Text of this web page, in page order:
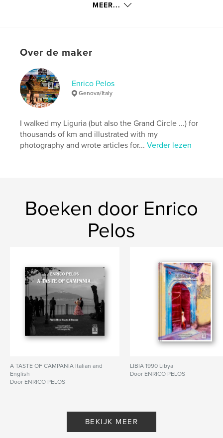
details
Hoofdcategorie: Biografieën en memoires
Aanvullende categorieën
Aantal pagina's:112
ISBN
Hardcover, ImageWrap: 9788890979293
love , amore fotografie poems ,
MEER...
Over de maker
Enrico Pelos
Genova/Italy
I walked my Liguria (but also the Grand Circle ...) for
thousands of km and illustrated with my
photography and wrote articles for...Verder lezen
Boeken door Enrico
Pelos
A TASTE OF CAMPANIA Italian and
English
Door ENRICO PELOS
LIBIA 1990 Libya
Door ENRICO PELOS
BEKIJK MEER